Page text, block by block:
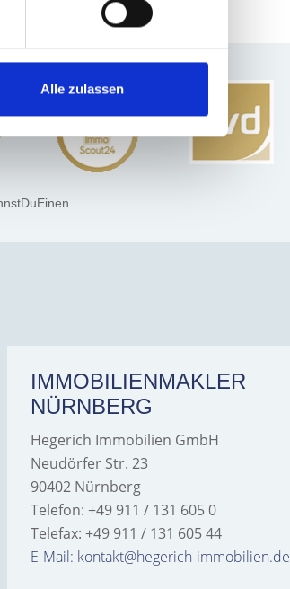
Alle zulassen
IMMOBILIENMAKLER
NÜRNBERG
Hegerich Immobilien GmbH
Neudörfer Str. 23
90402 Nürnberg
Telefon: +49 911 / 131 605 0
Telefax: +49 911 / 131 605 44
E-Mail: kontakt@hegerich-immobilien.de